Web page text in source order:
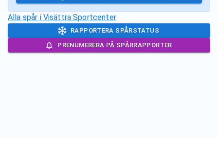
Alla spår i Visättra Sportcenter
RAPPORTERA SPÅRSTATUS
PRENUMERERA PÅ SPÅRRAPPORTER